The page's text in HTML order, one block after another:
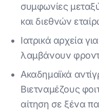
συμφωνίες
και διεθνών
Ιατρικά αρχεία
λαμβάνουν
Ακαδημαϊκά
Βιετναμέζους
αίτηση σε ξένα